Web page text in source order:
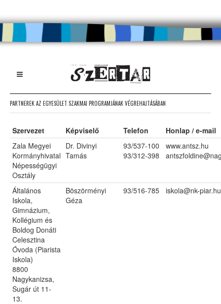
PARTNEREK AZ EGYESÜLET SZAKMAI PROGRAMJÁNAK VÉGREHAJTÁSÁBAN
Szervezet Képviselő Telefon
Honlap / e-mail
Zala Megyei
Kormányhivatal
Népességügyi
Osztály
Dr. Divinyi
Tamás
93/537-100
93/312-398
www.antsz.hu
Általános
Iskola,
Gimnázium,
Kollégium és
Boldog Donáti
Celesztina
Óvoda (Piarista
Iskola)
8800
Nagykanizsa,
Sugár út 11-
13.
Böszörményi
Géza
93/516-785 iskola@nk-piar.hu